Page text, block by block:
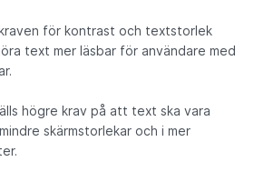
för kontrast och textstorlek
text mer läsbar för användare med
högre krav på att text ska vara
skärmstorlekar och i mer